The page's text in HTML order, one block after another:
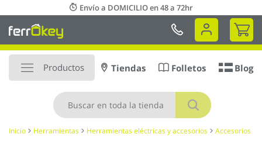
al
contenido
Envío a DOMICILIO en 48 a 72hr
Mi
Productos
Buscar
Tiendas Folletos Blog
Inicio Herramientas Herramientas eléctricas y accesorios Accesorios